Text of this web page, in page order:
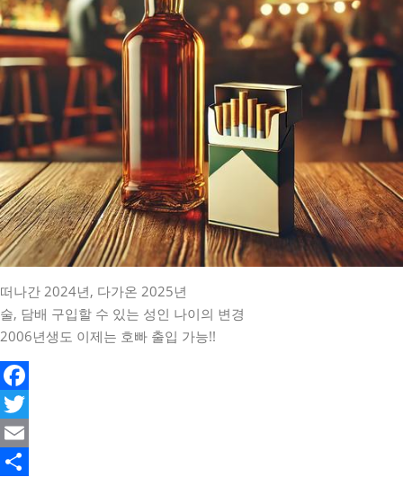
떠나간 2024년, 다가온 2025년
술, 담배 구입할 수 있는 성인 나이의 변경
2006년생도 이제는 호빠 출입 가능!!
Facebook
Twitter
Email